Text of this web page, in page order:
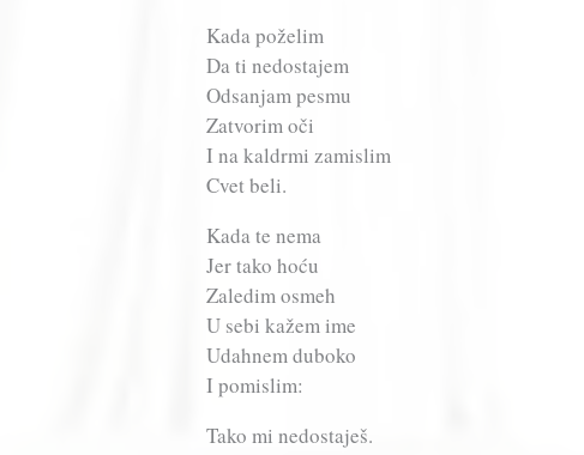
Kada poželim
Da ti nedostajem
Odsanjam pesmu
Zatvorim oči
I na kaldrmi zamislim
Cvet beli.
Kada te nema
Jer tako hoću
Zaledim osmeh
U sebi kažem ime
Udahnem duboko
I pomislim:
Tako mi nedostaješ.